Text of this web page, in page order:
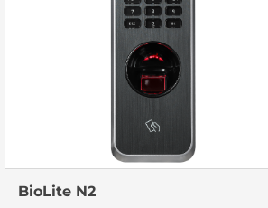
BioLite N2